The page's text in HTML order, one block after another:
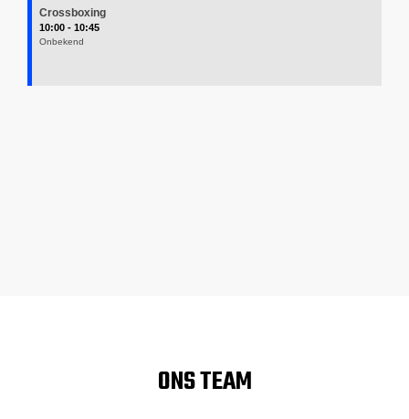
Crossboxing
10:00 - 10:45
Onbekend
ONS TEAM